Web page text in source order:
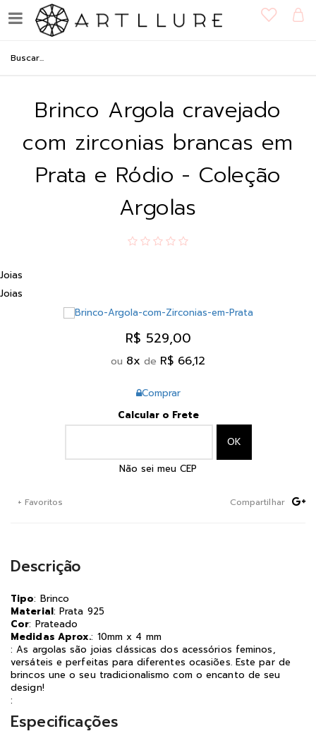
Brinco Argola cravejado
com zirconias brancas em
Prata e Ródio - Coleção
Argolas
Joias
Joias
R$ 529,00
ou 8x de R$ 66,12
Comprar
Calcular o Frete
Não sei meu CEP
+ Favoritos Compartilhar
Descrição
Tipo: Brinco
Material: Prata 925
Cor: Prateado
Medidas Aprox.: 10mm x 4 mm
: As argolas são joias clássicas dos acessórios feminos,
versáteis e perfeitas para diferentes ocasiões. Este par de
brincos une o seu tradicionalismo com o encanto de seu
design!
:
Especificações